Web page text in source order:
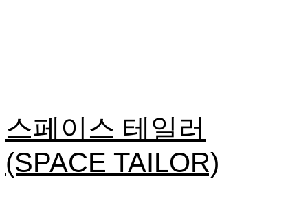
스페이스 테일러
(SPACE TAILOR)